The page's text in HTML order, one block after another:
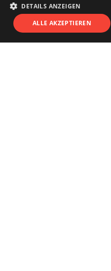
+43 505 333 - 1417
info@innsitu.at
S I
DETAILS ANZEIGEN
ALLE AKZEPTIEREN